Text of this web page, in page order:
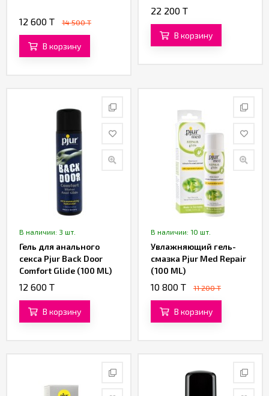
12 600 T 14 500 T
В корзину
22 200 T
В корзину
В наличии: 3 шт.
Гель для анального
секса Pjur Back Door
Comfort Glide (100 ML)
12 600 T
В корзину
В наличии: 10 шт.
Увлажняющий гель-
смазка Pjur Med Repair
(100 ML)
10 800 T 11 200 T
В корзину